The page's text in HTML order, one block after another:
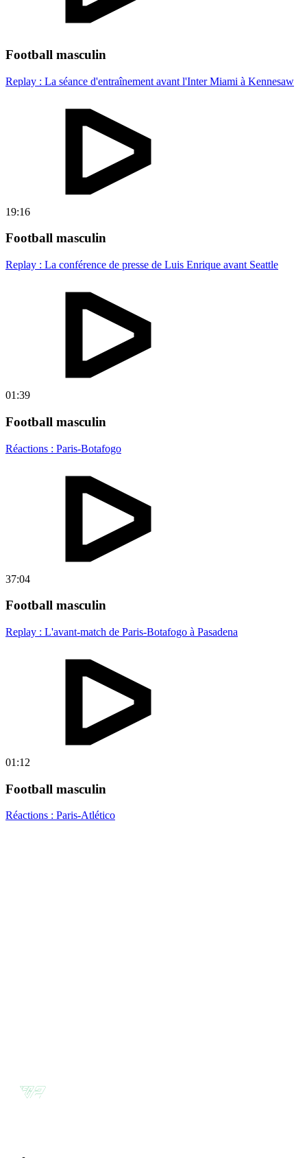
Football masculin
Replay : La séance d'entraînement avant l'Inter Miami à Kennesaw
19:16
Football masculin
Replay : La conférence de presse de Luis Enrique avant Seattle
01:39
Football masculin
Réactions : Paris-Botafogo
37:04
Football masculin
Replay : L'avant-match de Paris-Botafogo à Pasadena
01:12
Football masculin
Réactions : Paris-Atlético